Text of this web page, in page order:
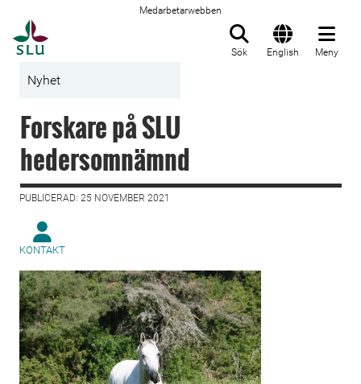
Medarbetarwebben
Sök English Meny
Nyhet
Forskare på SLU
hedersomnämnd
PUBLICERAD: 25 NOVEMBER 2021
KONTAKT